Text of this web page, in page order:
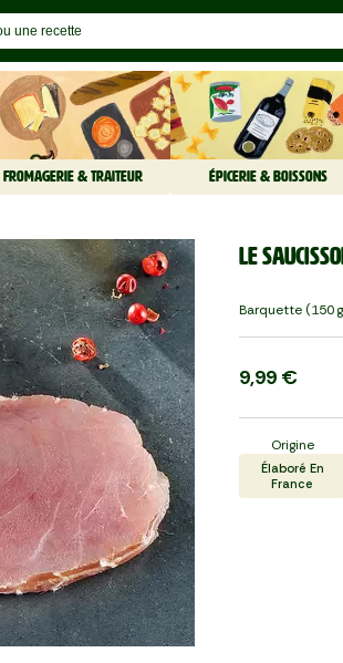
FROMAGERIE & TRAITEUR ÉPICERIE & BOISSONS
Le
Barquette (150
9,99 €
Origine
Élaboré En
France